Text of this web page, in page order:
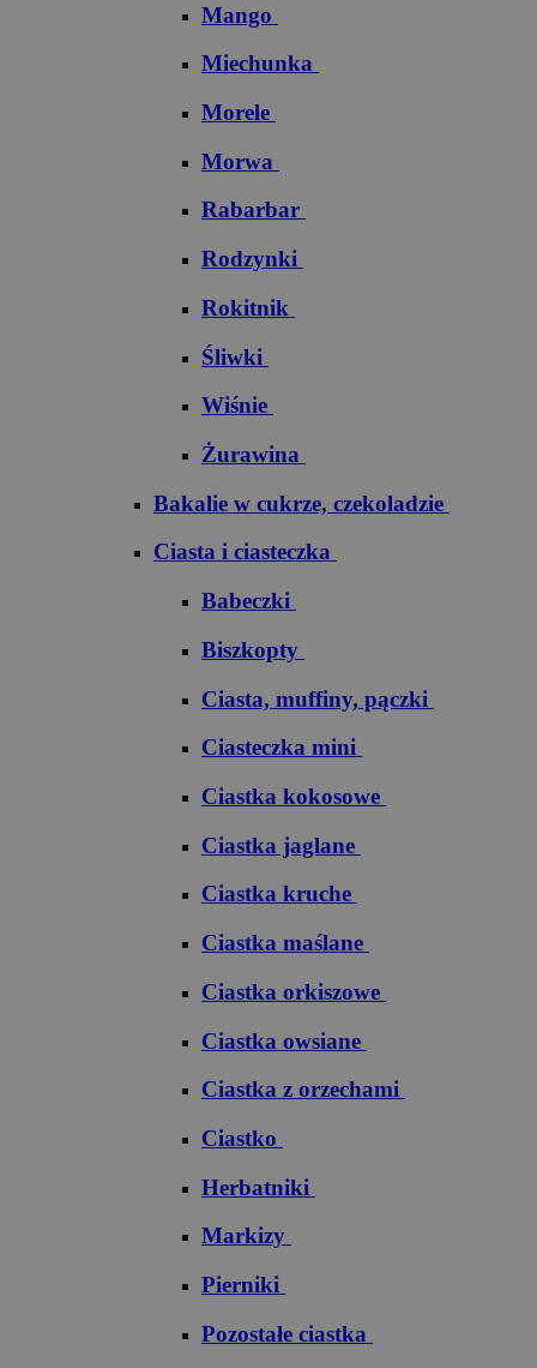
Mango
Miechunka
Morele
Morwa
Rabarbar
Rodzynki
Rokitnik
Śliwki
Wiśnie
Żurawina
Bakalie w cukrze, czekoladzie
Ciasta i ciasteczka
Babeczki
Biszkopty
Ciasta, muffiny, pączki
Ciasteczka mini
Ciastka kokosowe
Ciastka jaglane
Ciastka kruche
Ciastka maślane
Ciastka orkiszowe
Ciastka owsiane
Ciastka z orzechami
Ciastko
Herbatniki
Markizy
Pierniki
Pozostałe ciastka